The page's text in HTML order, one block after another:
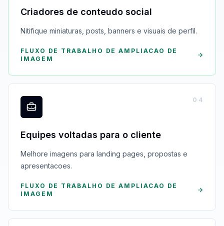
Criadores de conteudo social
Nitifique miniaturas, posts, banners e visuais de perfil.
FLUXO DE TRABALHO DE AMPLIACAO DE
IMAGEM
0 4
Equipes voltadas para o cliente
Melhore imagens para landing pages, propostas e
apresentacoes.
FLUXO DE TRABALHO DE AMPLIACAO DE
IMAGEM